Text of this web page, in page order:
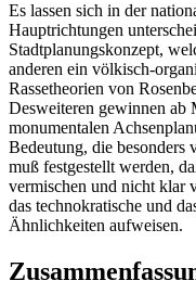
Es lassen sich in der
Hauptrichtungen
Stadtplanungskonzept,
anderen ein völkisch-
Rassetheorien von
Desweiteren gewinnen ab
monumentalen
Bedeutung, die besonders
muß festgestellt werden,
vermischen und nicht klar
das technokratische und
Ähnlichkeiten aufweisen.